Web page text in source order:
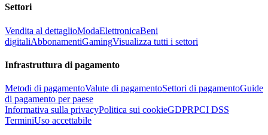
Settori
Vendita al dettaglioModaElettronicaBeni
digitaliAbbonamentiGamingVisualizza tutti i settori
Infrastruttura di pagamento
Metodi di pagamentoValute di pagamentoSettori di pagamentoGuide
di pagamento per paese
Informativa sulla privacyPolitica sui cookieGDPRPCI DSS
TerminiUso accettabile